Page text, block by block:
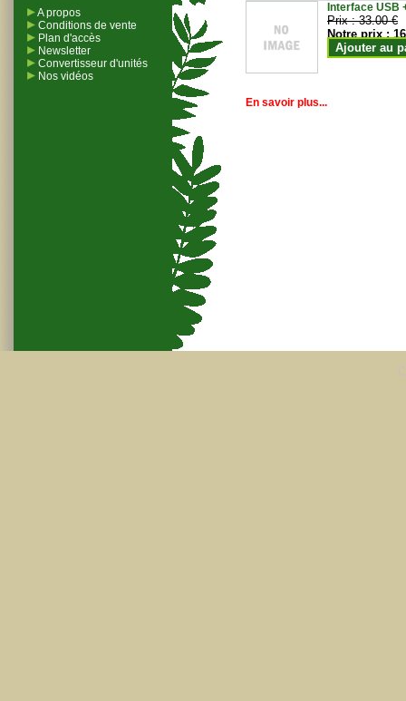
A propos
Conditions de vente
Plan d'accès
Newsletter
Convertisseur d'unités
Nos vidéos
Interface USB
Prix :33.00 €
Notre prix :
Ajouter au
En savoir plus...